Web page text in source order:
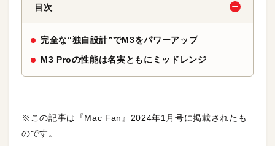
目次
完全な“独自設計”でM3をパワーアップ
M3 Proの性能は名実ともにミッドレンジ
※この記事は『Mac Fan』2024年1月号に掲載されたも
のです。